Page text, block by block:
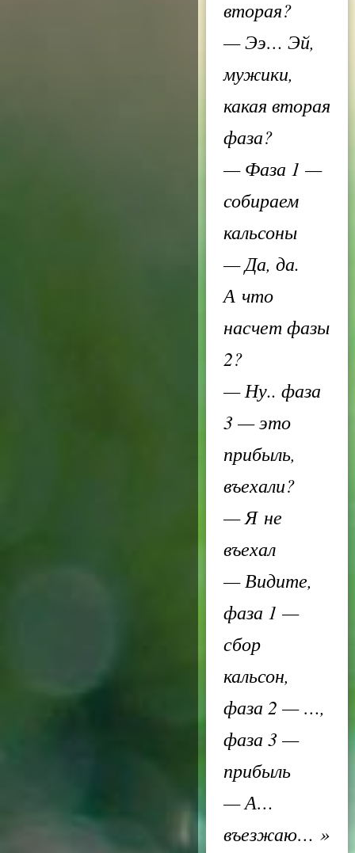
вторая?
— Ээ… Эй,
мужики,
какая вторая
фаза?
— Фаза 1 —
собираем
кальсоны
— Да, да.
А что
насчет фазы
2?
— Ну.. фаза
3 — это
прибыль,
въехали?
— Я не
въехал
— Видите,
фаза 1 —
сбор
кальсон,
фаза 2 — …,
фаза 3 —
прибыль
— А…
въезжаю… »